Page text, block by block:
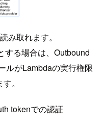
み取れます。
する場合は、Outbound
ルがLambdaの実行権限
。
tokenでの認証